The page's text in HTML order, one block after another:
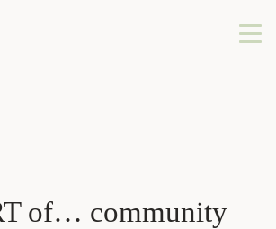
of… community